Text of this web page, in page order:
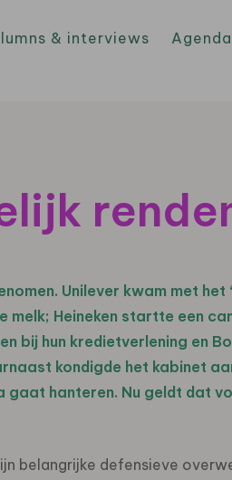
& interviews Agenda
Unilever kwam met het
melk; Heineken startte een
bij hun kredietverlening en
kondigde het kabinet
gaat hanteren. Nu geldt dat
belangrijke defensieve